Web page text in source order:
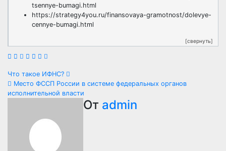
tsennye-bumagi.html
https://strategy4you.ru/finansovaya-gramotnost/dolevye-
cennye-bumagi.html
[свернуть]
Навигация
по
записям
Что такое ИФНС?
Место ФССП России в системе федеральных органов
исполнительной власти
От admin